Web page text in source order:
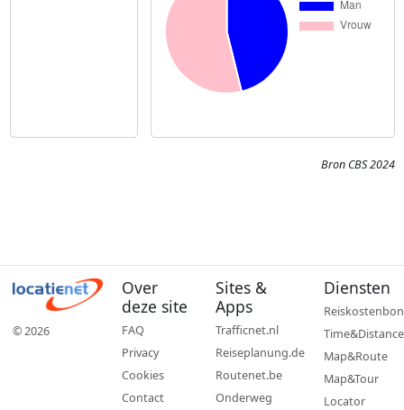
Bron CBS 2024
© 2026
Over
deze site
FAQ
Privacy
Cookies
Contact
Sites &
Apps
Trafficnet.nl
Reiseplanung.de
Routenet.be
Onderweg
Diensten
Reiskostenbon
Time&Distance
Map&Route
Map&Tour
Locator